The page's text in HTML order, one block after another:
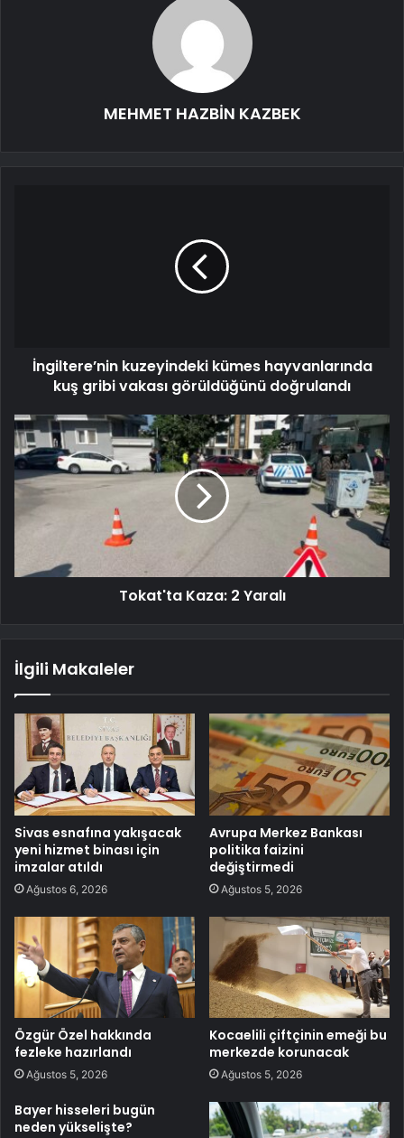
MEHMET HAZBİN KAZBEK
İngiltere’nin kuzeyindeki kümes hayvanlarında
kuş gribi vakası görüldüğünü doğrulandı
Tokat'ta Kaza: 2 Yaralı
İlgili Makaleler
Sivas esnafına yakışacak
yeni hizmet binası için
imzalar atıldı
Ağustos 6, 2026
Avrupa Merkez Bankası
politika faizini
değiştirmedi
Ağustos 5, 2026
Özgür Özel hakkında
fezleke hazırlandı
Ağustos 5, 2026
Kocaelili çiftçinin emeği bu
merkezde korunacak
Ağustos 5, 2026
Bayer hisseleri bugün
neden yükselişte?